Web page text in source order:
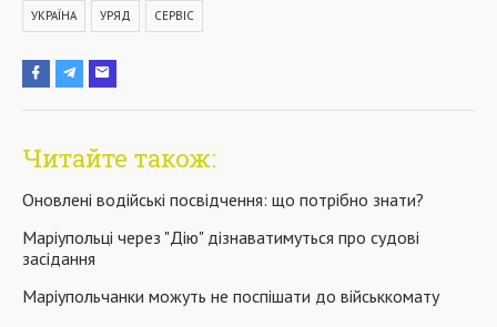
УКРАЇНА УРЯД СЕРВІС
Читайте також:
Оновлені водійські посвідчення: що потрібно знати?
Маріупольці через "Дію" дізнаватимуться про судові
засідання
Маріупольчанки можуть не поспішати до військкомату